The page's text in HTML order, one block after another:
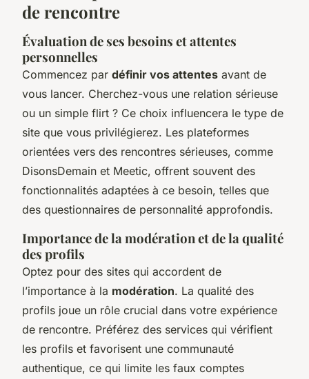
de rencontre
Évaluation de ses besoins et attentes
personnelles
Commencez par définir vos attentes avant de
vous lancer. Cherchez-vous une relation sérieuse
ou un simple flirt ? Ce choix influencera le type de
site que vous privilégierez. Les plateformes
orientées vers des rencontres sérieuses, comme
DisonsDemain et Meetic, offrent souvent des
fonctionnalités adaptées à ce besoin, telles que
des questionnaires de personnalité approfondis.
Importance de la modération et de la qualité
des profils
Optez pour des sites qui accordent de
l’importance à la modération. La qualité des
profils joue un rôle crucial dans votre expérience
de rencontre. Préférez des services qui vérifient
les profils et favorisent une communauté
authentique, ce qui limite les faux comptes